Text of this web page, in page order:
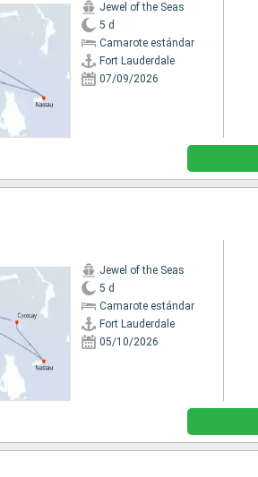
Jewel of the Seas
5 d
Camarote estándar
Fort Lauderdale
07/09/2026
Jewel of the Seas
5 d
Camarote estándar
Fort Lauderdale
05/10/2026